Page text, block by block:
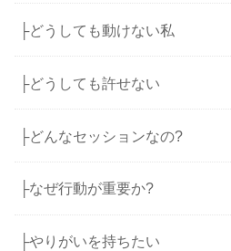
├どうしても動けない私
├どうしても許せない
├どんなセッションなの?
├なぜ行動が重要か?
├やりがいを持ちたい